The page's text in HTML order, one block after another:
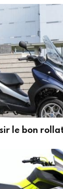
le bon